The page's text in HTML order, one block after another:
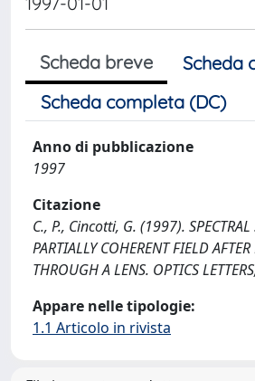
Scheda breve
Scheda
Scheda completa (DC)
Anno di pubblicazione
1997
Citazione
C., P., Cincotti, G. (1997). SPECTRAL
PARTIALLY COHERENT FIELD
THROUGH A LENS. OPTICS
Appare nelle tipologie:
1.1 Articolo in rivista